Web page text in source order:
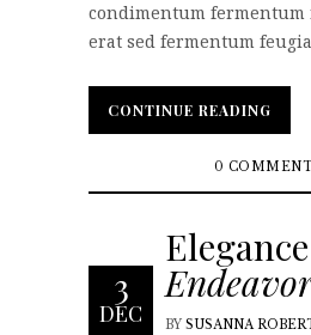
condimentum fermentum
erat sed fermentum
CONTINUE READING
CONTINUE READING
0
3
DEC BY SUSANNA